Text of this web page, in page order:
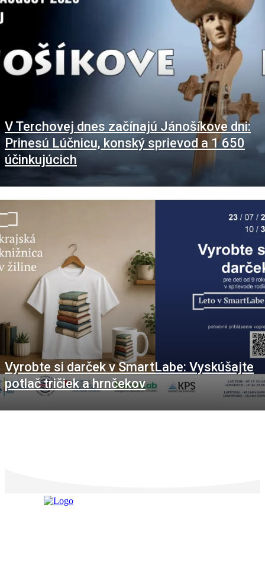
V Terchovej dnes začínajú Jánošíkove dni:
Prinesú Lúčnicu, konský sprievod a 1 650
účinkujúcich
Vyrobte si darček v SmartLabe: Vyskúšajte
potlač tričiek a hrnčekov